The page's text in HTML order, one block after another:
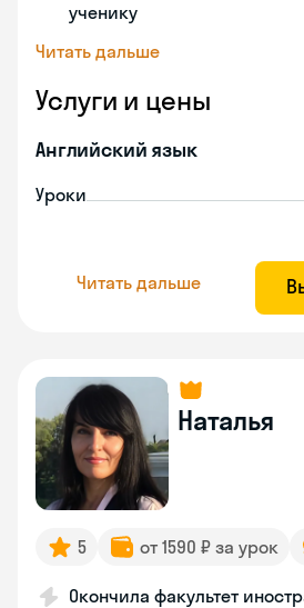
ученику
Читать дальше
Услуги и цены
Английский язык
Уроки
Читать дальше
Наталья
5 от 1590 ₽ за урок
Окончила факультет